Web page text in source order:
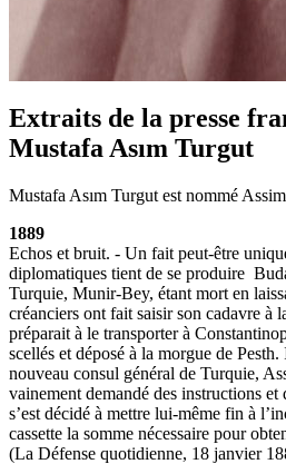
Extraits de la presse
Mustafa Asım Turgut
Mustafa Asım Turgut est nommé
1889
Echos et bruit. - Un fait peut-être
diplomatiques tient de se produire
Turquie, Munir-Bey, étant mort en
créanciers ont fait saisir son cadavre à
préparait à le transporter à
scellés et déposé à la morgue de
nouveau consul général de Turquie,
vainement demandé des instructions et
s’est décidé à mettre lui-même fin à
cassette la somme nécessaire pour
(La Défense quotidienne, 18 janvier